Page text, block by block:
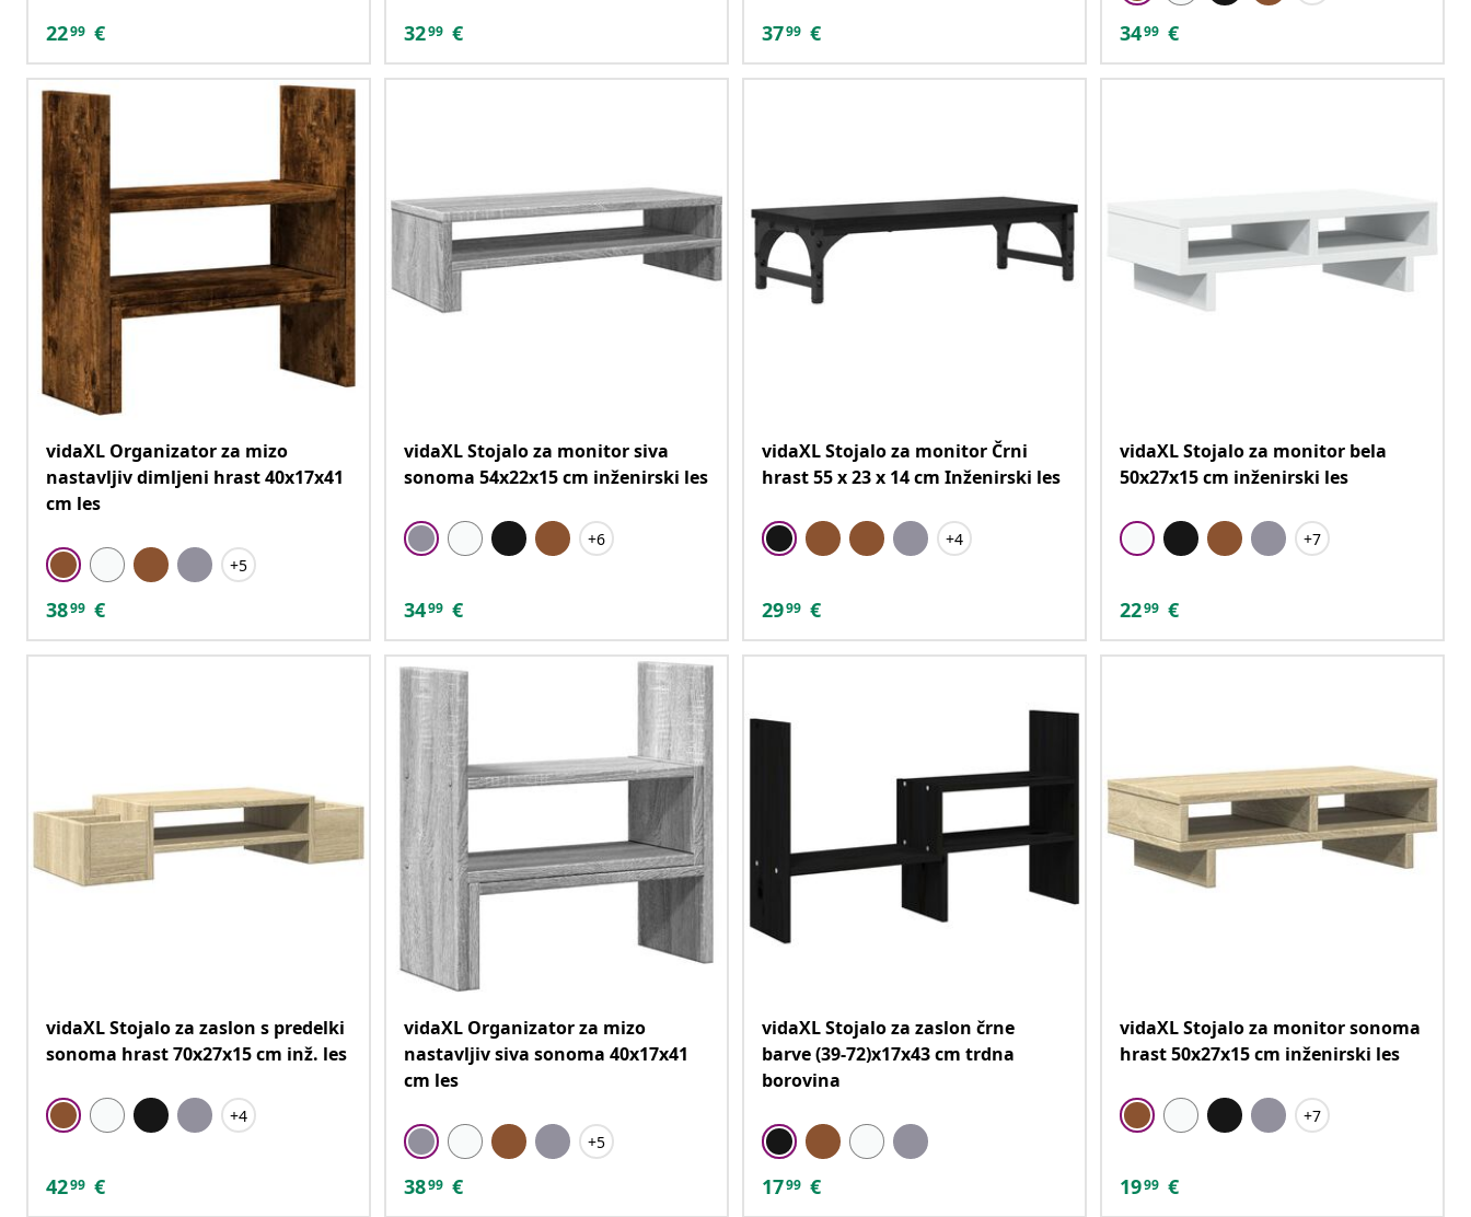
2299 € 3299 € 3799 € 3499 €
vidaXL Organizator za mizo
nastavljiv dimljeni hrast 40x17x41
cm les
+5
3899 €
vidaXL Stojalo za monitor siva
sonoma 54x22x15 cm inženirski les
+6
3499 €
vidaXL Stojalo za monitor Črni
hrast 55 x 23 x 14 cm Inženirski les
+4
2999 €
vidaXL Stojalo za monitor bela
50x27x15 cm inženirski les
+7
2299 €
vidaXL Stojalo za zaslon s predelki
sonoma hrast 70x27x15 cm inž. les
+4
4299 €
vidaXL Organizator za mizo
nastavljiv siva sonoma 40x17x41
cm les
+5
3899 €
vidaXL Stojalo za zaslon črne
barve (39-72)x17x43 cm trdna
borovina
1799 €
vidaXL Stojalo za monitor sonoma
hrast 50x27x15 cm inženirski les
+7
1999 €